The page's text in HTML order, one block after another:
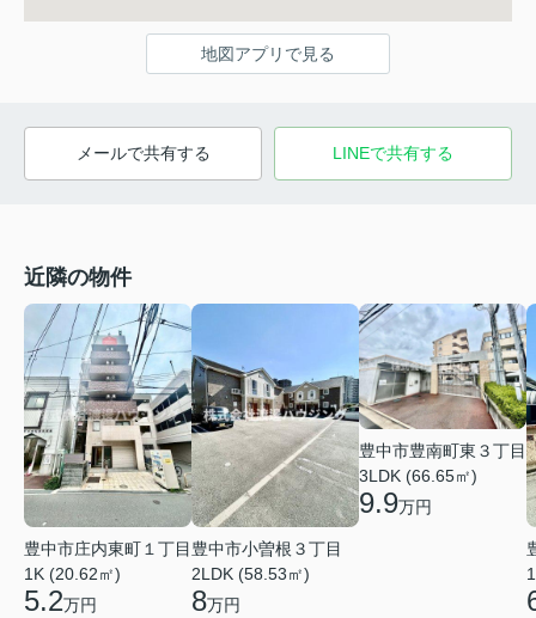
地図アプリで見る
メールで共有する LINEで共有する
近隣の物件
豊中市庄内東町１丁目
1K (20.62㎡)
5.2万円
豊中市小曽根３丁目
2LDK (58.53㎡)
8万円
豊中市豊南町東３丁目
3LDK (66.65㎡)
9.9万円